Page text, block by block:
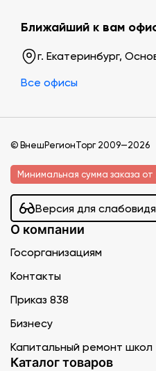
Ближайший к вам
г. Екатеринбург,
Все офисы
© ВнешРегионТорг 2009—2026
Минимальная сумма заказа
Версия для
О компании
Госорганизациям
Контакты
Приказ 838
Бизнесу
Капитальный ремонт школ
Каталог товаров